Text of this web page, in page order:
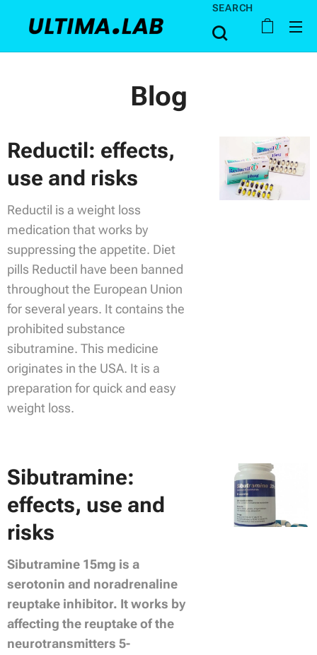
SEARCH
Blog
Reductil: effects,
use and risks
Reductil is a weight loss
medication that works by
suppressing the appetite. Diet
pills Reductil have been banned
throughout the European Union
for several years. It contains the
prohibited substance
sibutramine. This medicine
originates in the USA. It is a
preparation for quick and easy
weight loss.
Sibutramine:
effects, use and
risks
Sibutramine 15mg is a
serotonin and noradrenaline
reuptake inhibitor. It works by
affecting the reuptake of the
neurotransmitters 5-